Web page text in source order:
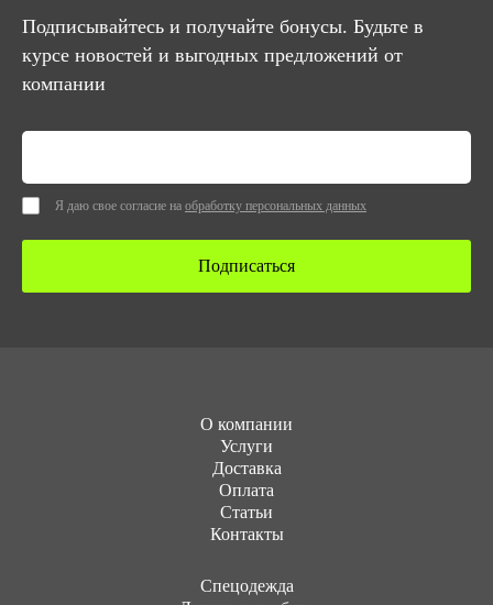
Подписывайтесь и получайте бонусы. Будьте в
курсе новостей и выгодных предложений от
компании
Я даю свое согласие на обработку персональных данных
Подписаться
О компании
Услуги
Доставка
Оплата
Статьи
Контакты
Cпецодежда